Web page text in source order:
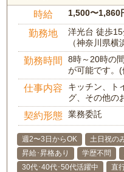
時給 1,500〜1,860
勤務地
洋光台 徒歩
（神奈川県横
勤務時間
8時～20時の
が可能です。
仕事内容
キッチン、ト
グ、その他の
契約形態 業務委託
週2〜3日からOK 土日祝の
昇給･昇格あり
学歴不問
30代･40代･50代活躍中
直